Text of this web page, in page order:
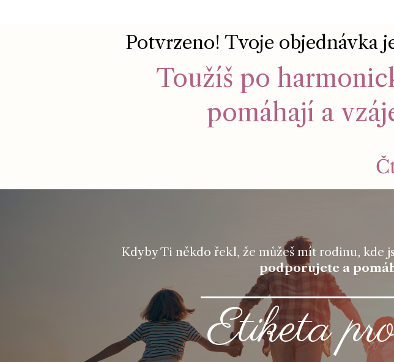
Potvrzeno! Tvoje objednávka
Toužíš po
pomáhají a
Kdyby Ti někdo řekl, že můžeš mít rodinu, kde
podporujete a
Etiketa